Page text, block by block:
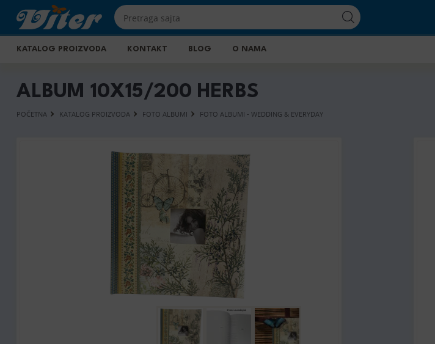
KATALOG PROIZVODA KONTAKT BLOG O NAMA
ALBUM 10X15/200 HERBS
POČETNA KATALOG PROIZVODA FOTO ALBUMI FOTO ALBUMI - WEDDING & EVERYDAY